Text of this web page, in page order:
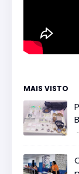
MAIS VISTO